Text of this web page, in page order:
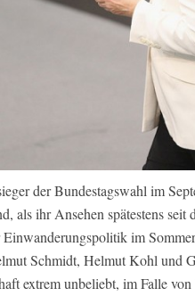
der Bundestagswahl im
als ihr Ansehen spätestens
Einwanderungspolitik im
Schmidt, Helmut Kohl und
extrem unbeliebt, im Falle